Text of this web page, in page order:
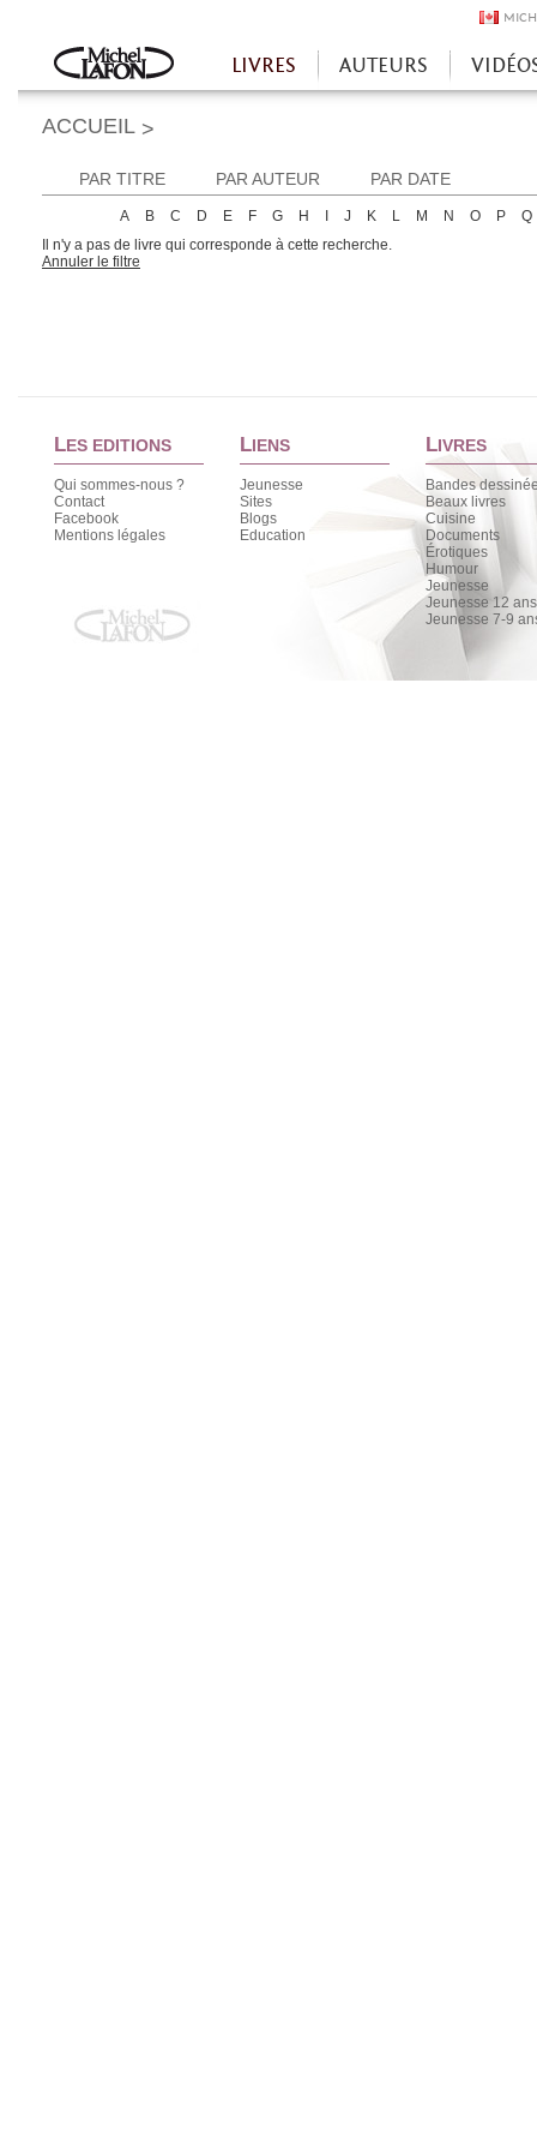
Accueil
LIVRES AUTEURS
ACCUEIL >
PAR TITRE PAR AUTEUR PAR DATE
A B C D E F G H J K L M N O P
Q
Il n'y a pas de livre qui corresponde à cette recherche.
Annuler le filtre
LES EDITIONS
Qui sommes-nous ?
Contact
Facebook
Mentions légales
LIENS
Jeunesse
Sites
Blogs
Education
LIVRES
Bandes
Beaux livres
Cuisine
Documents
Érotiques
Humour
Jeunesse
Jeunesse 12
Jeunesse 7-9